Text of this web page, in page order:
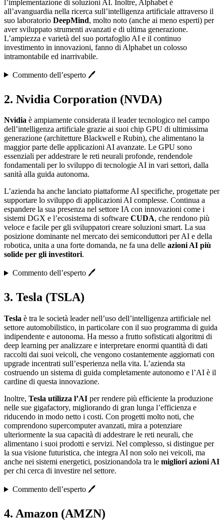
l’implementazione di soluzioni AI. Inoltre, Alphabet è
all’avanguardia nella ricerca sull’intelligenza artificiale attraverso il
suo laboratorio DeepMind, molto noto (anche ai meno esperti) per
aver sviluppato strumenti avanzati e di ultima generazione.
L’ampiezza e varietà del suo portafoglio AI e il continuo
investimento in innovazioni, fanno di Alphabet un colosso
intramontabile ed inarrivabile.
Commento dell’esperto 🖊️
2. Nvidia Corporation (NVDA)
Nvidia è ampiamente considerata il leader tecnologico nel campo
dell’intelligenza artificiale grazie ai suoi chip GPU di ultimissima
generazione (architetture Blackwell e Rubin), che alimentano la
maggior parte delle applicazioni AI avanzate. Le GPU sono
essenziali per addestrare le reti neurali profonde, rendendole
fondamentali per lo sviluppo di tecnologie AI in vari settori, dalla
sanità alla guida autonoma.
L’azienda ha anche lanciato piattaforme AI specifiche, progettate per
supportare lo sviluppo di applicazioni AI complesse. Continua a
espandere la sua presenza nel settore IA con innovazioni come i
sistemi DGX e l’ecosistema di software CUDA, che rendono più
veloce e facile per gli sviluppatori creare soluzioni smart. La sua
posizione dominante nel mercato dei semiconduttori per AI e della
robotica, unita a una forte domanda, ne fa una delle azioni AI più
solide per gli investitori.
Commento dell’esperto 🖊️
3. Tesla (TSLA)
Tesla è tra le società leader nell’uso dell’intelligenza artificiale nel
settore automobilistico, in particolare con il suo programma di guida
indipendente e autonoma. Ha messo a frutto sofisticati algoritmi di
deep learning per analizzare e interpretare enormi quantità di dati
raccolti dai suoi veicoli, che vengono costantemente aggiornati con
upgrade incentrati sull’esperienza nella vita. L’azienda sta
costruendo un sistema di guida completamente autonomo e l’AI è il
cardine di questa innovazione.
Inoltre, Tesla utilizza l’AI per rendere più efficiente la produzione
nelle sue gigafactory, migliorando di gran lunga l’efficienza e
riducendo in modo netto i costi. Con progetti molto noti, che
comprendono supercomputer avanzati, mira a potenziare
ulteriormente la sua capacità di addestrare le reti neurali, che
alimentano i suoi prodotti e servizi. Nel complesso, si distingue per
la sua visione futuristica, che integra AI non solo nei veicoli, ma
anche nei sistemi energetici, posizionandola tra le migliori azioni AI
per chi cerca di investire nel settore.
Commento dell’esperto 🖊️
4. Amazon (AMZN)